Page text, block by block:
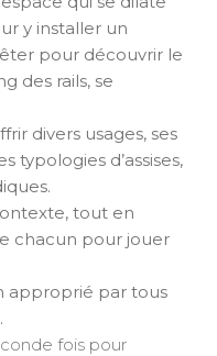
y installer un
pour découvrir le
des rails, se
divers usages, ses
d’assises,
tout en
chacun pour jouer
approprié par tous
fois pour